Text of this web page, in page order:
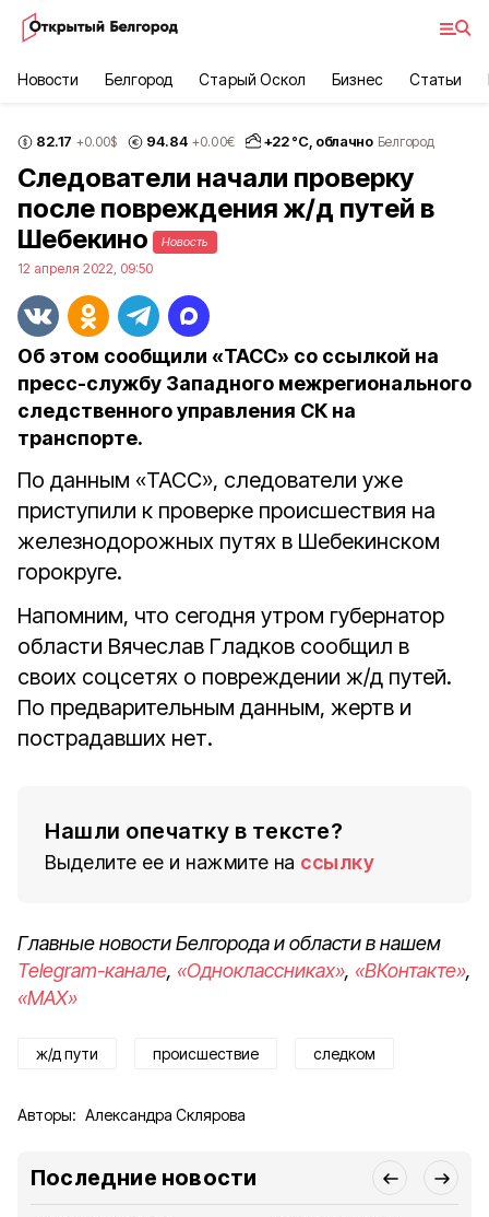
Новости Белгород Старый Оскол Бизнес Статьи
82.17 +0.00$ 94.84 +0.00€ +22°С, облачно Белгород
Следователи начали проверку
после повреждения ж/д путей в
Шебекино
Новость
12 апреля 2022, 09:50
Об этом сообщили «ТАСС» со ссылкой на
пресс-службу Западного межрегионального
следственного управления СК на
транспорте.
По данным «ТАСС», следователи уже
приступили к проверке происшествия на
железнодорожных путях в Шебекинском
горокруге.
Напомним, что сегодня утром губернатор
области Вячеслав Гладков сообщил в
своих соцсетях о повреждении ж/д путей.
По предварительным данным, жертв и
пострадавших нет.
Нашли опечатку в тексте?
Выделите ее и нажмите на ссылку
Главные новости Белгорода и области в нашем
Telegram-канале, «Одноклассниках», «ВКонтакте»,
«MAX»
ж/д пути происшествие следком
Авторы: Александра Склярова
Последние новости